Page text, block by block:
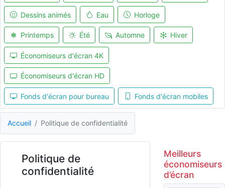
Dessins animés Eau Horloge
Printemps Été Automne Hiver
Économiseurs d'écran 4K
Économiseurs d'écran HD
Fonds d'écran pour bureau Fonds d'écran mobiles
Accueil Politique de confidentialité
Politique de
confidentialité
Meilleurs
économiseurs
d’écran